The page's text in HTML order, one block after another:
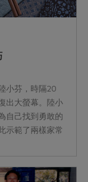
小芬，時隔20
出大螢幕。陸小
自己找到勇敢的
示範了兩樣家常
理。」陸小芬